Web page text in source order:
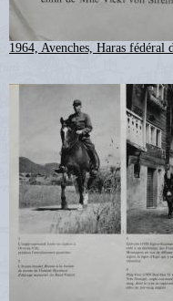
1964, Avenches, Haras fédéral